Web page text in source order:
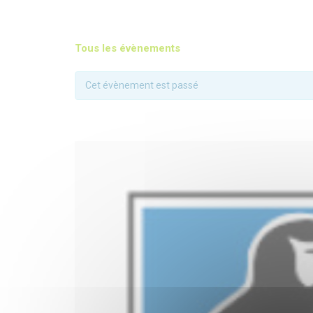
Tous les évènements
Cet évènement est passé